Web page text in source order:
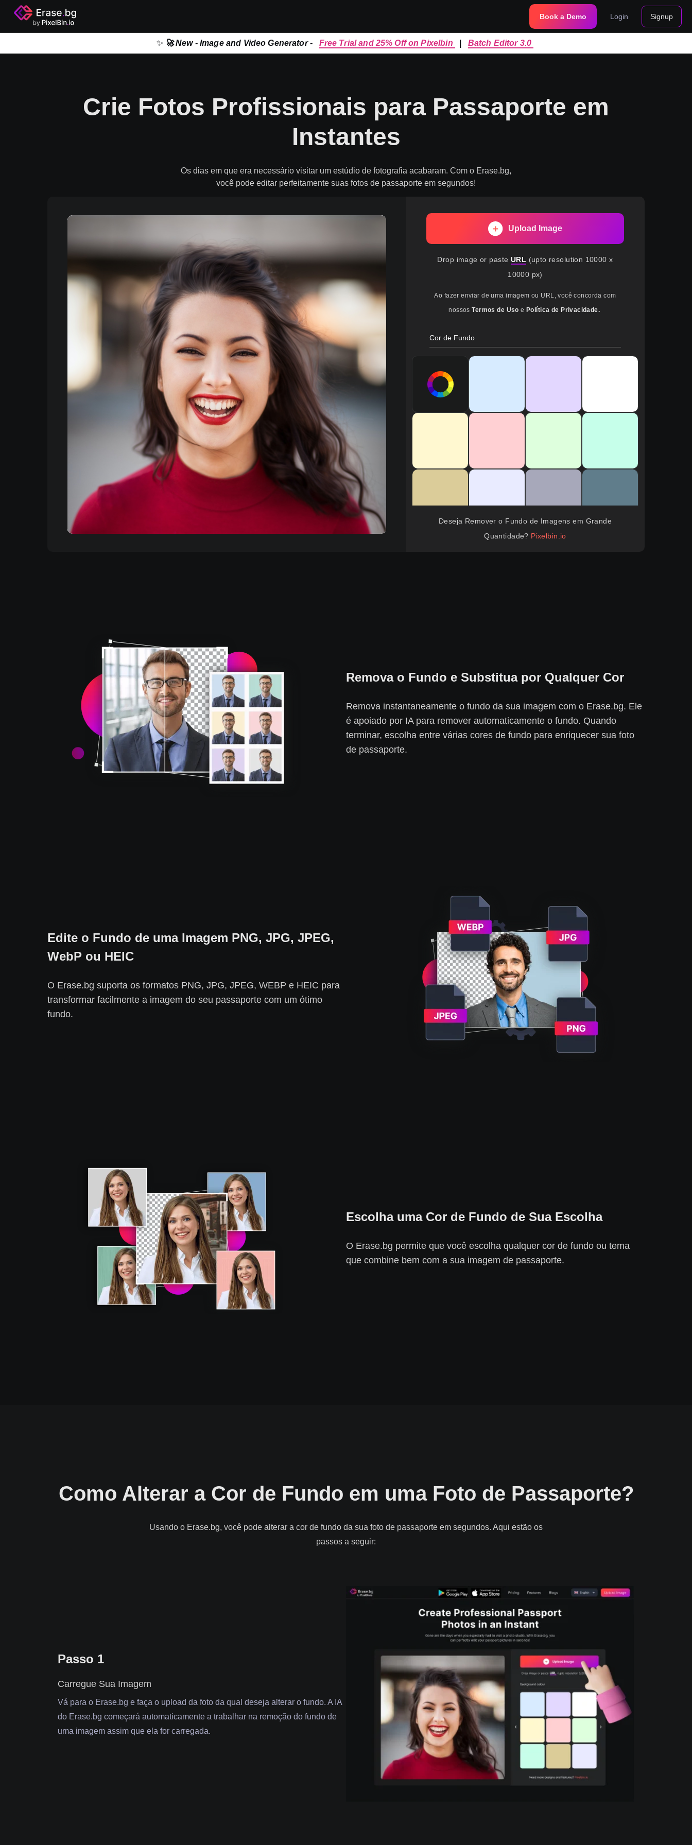
Book a Demo Login Signup
✨ 🚀 New - Image and Video Generator - Free Trial and 25% Off on Pixelbin Batch Editor 3.0
Crie Fotos Profissionais para Passaporte em
Instantes
Os dias em que era necessário visitar um estúdio de fotografia acabaram. Com o Erase.bg,
você pode editar perfeitamente suas fotos de passaporte em segundos!
Upload Image
Drop image or paste URL (upto resolution 10000 x
10000 px)
Ao fazer enviar de uma imagem ou URL, você concorda com
nossos Termos de Uso e Política de Privacidade.
Cor de Fundo
Deseja Remover o Fundo de Imagens em Grande
Quantidade? Pixelbin.io
Remova o Fundo e Substitua por Qualquer Cor
Remova instantaneamente o fundo da sua imagem com o Erase.bg. Ele
é apoiado por IA para remover automaticamente o fundo. Quando
terminar, escolha entre várias cores de fundo para enriquecer sua foto
de passaporte.
Edite o Fundo de uma Imagem PNG, JPG, JPEG,
WebP ou HEIC
O Erase.bg suporta os formatos PNG, JPG, JPEG, WEBP e HEIC para
transformar facilmente a imagem do seu passaporte com um ótimo
fundo.
Escolha uma Cor de Fundo de Sua Escolha
O Erase.bg permite que você escolha qualquer cor de fundo ou tema
que combine bem com a sua imagem de passaporte.
Como Alterar a Cor de Fundo em uma Foto de Passaporte?
Usando o Erase.bg, você pode alterar a cor de fundo da sua foto de passaporte em segundos. Aqui estão os
passos a seguir:
Passo 1
Carregue Sua Imagem
Vá para o Erase.bg e faça o upload da foto da qual deseja alterar o fundo. A IA
do Erase.bg começará automaticamente a trabalhar na remoção do fundo de
uma imagem assim que ela for carregada.